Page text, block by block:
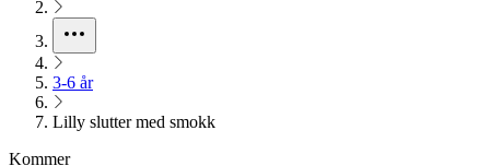
3-6 år
Lilly slutter med smokk
Kommer